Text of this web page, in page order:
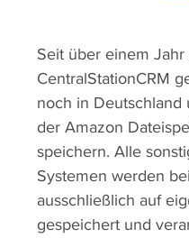
Seit über einem
CentralStationCRM
noch in
der Amazon
speichern. Alle
Systemen werden
ausschließlich auf
gespeichert und